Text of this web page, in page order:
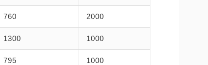
760 2000
1300 1000
795 1000